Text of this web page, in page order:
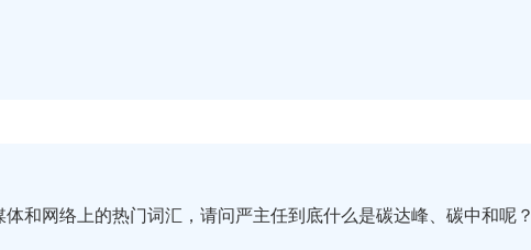
和网络上的热门词汇，请问严主任到底什么是碳达峰、碳中和呢？